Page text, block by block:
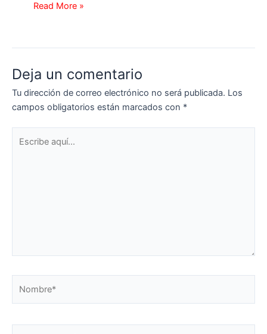
Read More »
Deja un comentario
Tu dirección de correo electrónico no será publicada. Los
campos obligatorios están marcados con *
aquí...